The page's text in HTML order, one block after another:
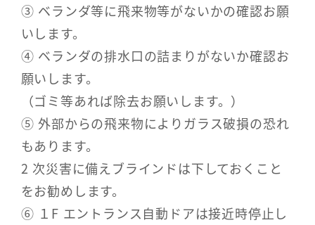
③ ベランダ等に飛来物等がないかの確認お願
いします。
④ ベランダの排水口の詰まりがないか確認お
願いします。
（ゴミ等あれば除去お願いします。）
⑤ 外部からの飛来物によりガラス破損の恐れ
もあります。
2 次災害に備えブラインドは下しておくこと
をお勧めします。
⑥ １F エントランス自動ドアは接近時停止し